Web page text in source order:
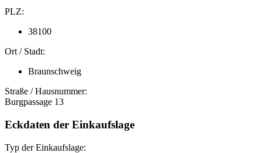
PLZ:
38100
Ort / Stadt:
Braunschweig
Straße / Hausnummer:
Burgpassage 13
Eckdaten der Einkaufslage
Typ der Einkaufslage: